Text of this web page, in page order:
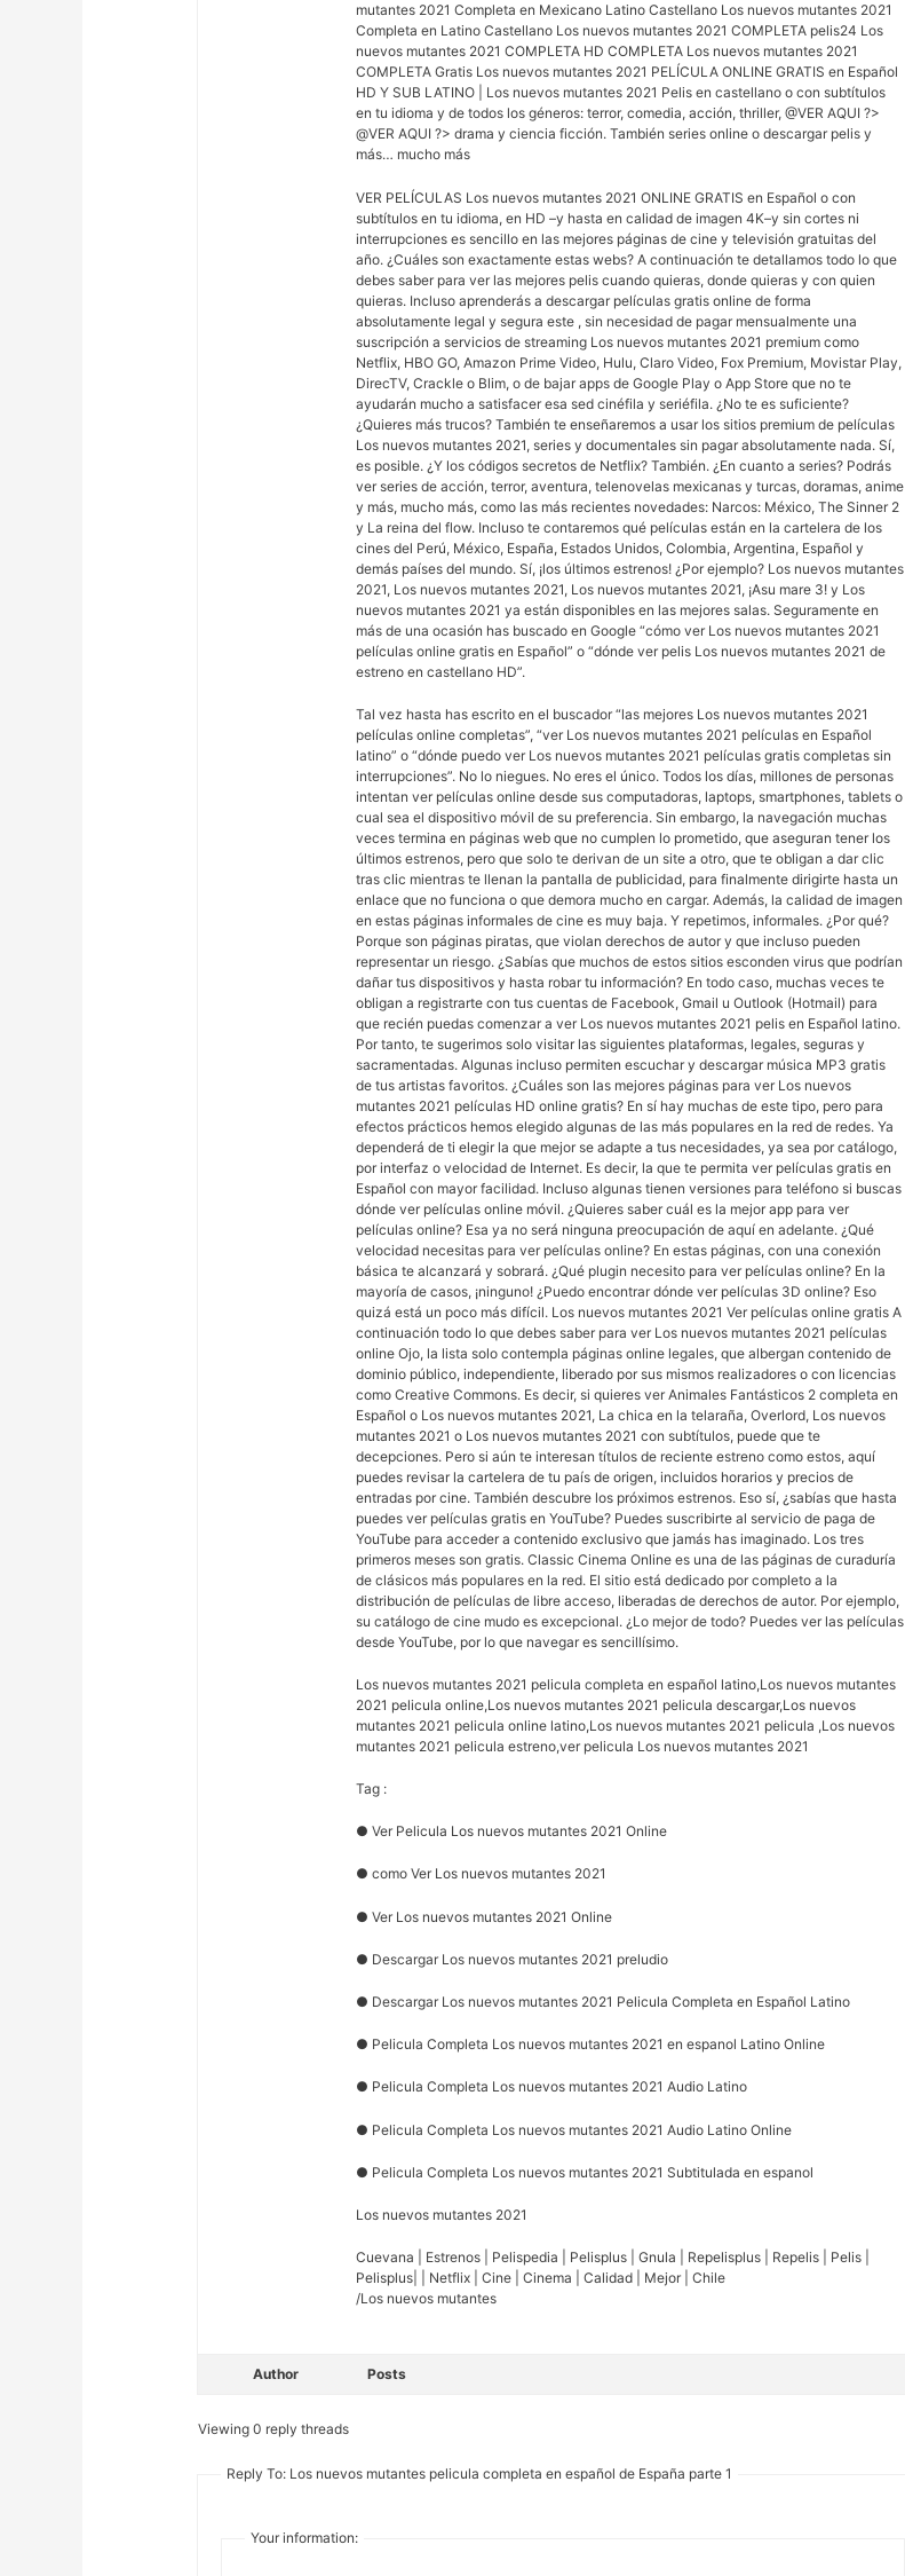
mutantes 2021 Completa en Mexicano Latino Castellano Los nuevos mutantes 2021
Completa en Latino Castellano Los nuevos mutantes 2021 COMPLETA pelis24 Los
nuevos mutantes 2021 COMPLETA HD COMPLETA Los nuevos mutantes 2021
COMPLETA Gratis Los nuevos mutantes 2021 PELÍCULA ONLINE GRATIS en Español
HD Y SUB LATINO | Los nuevos mutantes 2021 Pelis en castellano o con subtítulos
en tu idioma y de todos los géneros: terror, comedia, acción, thriller, @VER AQUI ?>
@VER AQUI ?> drama y ciencia ficción. También series online o descargar pelis y
más… mucho más
VER PELÍCULAS Los nuevos mutantes 2021 ONLINE GRATIS en Español o con
subtítulos en tu idioma, en HD –y hasta en calidad de imagen 4K–y sin cortes ni
interrupciones es sencillo en las mejores páginas de cine y televisión gratuitas del
año. ¿Cuáles son exactamente estas webs? A continuación te detallamos todo lo que
debes saber para ver las mejores pelis cuando quieras, donde quieras y con quien
quieras. Incluso aprenderás a descargar películas gratis online de forma
absolutamente legal y segura este , sin necesidad de pagar mensualmente una
suscripción a servicios de streaming Los nuevos mutantes 2021 premium como
Netflix, HBO GO, Amazon Prime Video, Hulu, Claro Video, Fox Premium, Movistar Play,
DirecTV, Crackle o Blim, o de bajar apps de Google Play o App Store que no te
ayudarán mucho a satisfacer esa sed cinéfila y seriéfila. ¿No te es suficiente?
¿Quieres más trucos? También te enseñaremos a usar los sitios premium de películas
Los nuevos mutantes 2021, series y documentales sin pagar absolutamente nada. Sí,
es posible. ¿Y los códigos secretos de Netflix? También. ¿En cuanto a series? Podrás
ver series de acción, terror, aventura, telenovelas mexicanas y turcas, doramas, anime
y más, mucho más, como las más recientes novedades: Narcos: México, The Sinner 2
y La reina del flow. Incluso te contaremos qué películas están en la cartelera de los
cines del Perú, México, España, Estados Unidos, Colombia, Argentina, Español y
demás países del mundo. Sí, ¡los últimos estrenos! ¿Por ejemplo? Los nuevos mutantes
2021, Los nuevos mutantes 2021, Los nuevos mutantes 2021, ¡Asu mare 3! y Los
nuevos mutantes 2021 ya están disponibles en las mejores salas. Seguramente en
más de una ocasión has buscado en Google “cómo ver Los nuevos mutantes 2021
películas online gratis en Español” o “dónde ver pelis Los nuevos mutantes 2021 de
estreno en castellano HD”.
Tal vez hasta has escrito en el buscador “las mejores Los nuevos mutantes 2021
películas online completas”, “ver Los nuevos mutantes 2021 películas en Español
latino” o “dónde puedo ver Los nuevos mutantes 2021 películas gratis completas sin
interrupciones”. No lo niegues. No eres el único. Todos los días, millones de personas
intentan ver películas online desde sus computadoras, laptops, smartphones, tablets o
cual sea el dispositivo móvil de su preferencia. Sin embargo, la navegación muchas
veces termina en páginas web que no cumplen lo prometido, que aseguran tener los
últimos estrenos, pero que solo te derivan de un site a otro, que te obligan a dar clic
tras clic mientras te llenan la pantalla de publicidad, para finalmente dirigirte hasta un
enlace que no funciona o que demora mucho en cargar. Además, la calidad de imagen
en estas páginas informales de cine es muy baja. Y repetimos, informales. ¿Por qué?
Porque son páginas piratas, que violan derechos de autor y que incluso pueden
representar un riesgo. ¿Sabías que muchos de estos sitios esconden virus que podrían
dañar tus dispositivos y hasta robar tu información? En todo caso, muchas veces te
obligan a registrarte con tus cuentas de Facebook, Gmail u Outlook (Hotmail) para
que recién puedas comenzar a ver Los nuevos mutantes 2021 pelis en Español latino.
Por tanto, te sugerimos solo visitar las siguientes plataformas, legales, seguras y
sacramentadas. Algunas incluso permiten escuchar y descargar música MP3 gratis
de tus artistas favoritos. ¿Cuáles son las mejores páginas para ver Los nuevos
mutantes 2021 películas HD online gratis? En sí hay muchas de este tipo, pero para
efectos prácticos hemos elegido algunas de las más populares en la red de redes. Ya
dependerá de ti elegir la que mejor se adapte a tus necesidades, ya sea por catálogo,
por interfaz o velocidad de Internet. Es decir, la que te permita ver películas gratis en
Español con mayor facilidad. Incluso algunas tienen versiones para teléfono si buscas
dónde ver películas online móvil. ¿Quieres saber cuál es la mejor app para ver
películas online? Esa ya no será ninguna preocupación de aquí en adelante. ¿Qué
velocidad necesitas para ver películas online? En estas páginas, con una conexión
básica te alcanzará y sobrará. ¿Qué plugin necesito para ver películas online? En la
mayoría de casos, ¡ninguno! ¿Puedo encontrar dónde ver películas 3D online? Eso
quizá está un poco más difícil. Los nuevos mutantes 2021 Ver películas online gratis A
continuación todo lo que debes saber para ver Los nuevos mutantes 2021 películas
online Ojo, la lista solo contempla páginas online legales, que albergan contenido de
dominio público, independiente, liberado por sus mismos realizadores o con licencias
como Creative Commons. Es decir, si quieres ver Animales Fantásticos 2 completa en
Español o Los nuevos mutantes 2021, La chica en la telaraña, Overlord, Los nuevos
mutantes 2021 o Los nuevos mutantes 2021 con subtítulos, puede que te
decepciones. Pero si aún te interesan títulos de reciente estreno como estos, aquí
puedes revisar la cartelera de tu país de origen, incluidos horarios y precios de
entradas por cine. También descubre los próximos estrenos. Eso sí, ¿sabías que hasta
puedes ver películas gratis en YouTube? Puedes suscribirte al servicio de paga de
YouTube para acceder a contenido exclusivo que jamás has imaginado. Los tres
primeros meses son gratis. Classic Cinema Online es una de las páginas de curaduría
de clásicos más populares en la red. El sitio está dedicado por completo a la
distribución de películas de libre acceso, liberadas de derechos de autor. Por ejemplo,
su catálogo de cine mudo es excepcional. ¿Lo mejor de todo? Puedes ver las películas
desde YouTube, por lo que navegar es sencillísimo.
Los nuevos mutantes 2021 pelicula completa en español latino,Los nuevos mutantes
2021 pelicula online,Los nuevos mutantes 2021 pelicula descargar,Los nuevos
mutantes 2021 pelicula online latino,Los nuevos mutantes 2021 pelicula ,Los nuevos
mutantes 2021 pelicula estreno,ver pelicula Los nuevos mutantes 2021
Tag :
● Ver Pelicula Los nuevos mutantes 2021 Online
● como Ver Los nuevos mutantes 2021
● Ver Los nuevos mutantes 2021 Online
● Descargar Los nuevos mutantes 2021 preludio
● Descargar Los nuevos mutantes 2021 Pelicula Completa en Español Latino
● Pelicula Completa Los nuevos mutantes 2021 en espanol Latino Online
● Pelicula Completa Los nuevos mutantes 2021 Audio Latino
● Pelicula Completa Los nuevos mutantes 2021 Audio Latino Online
● Pelicula Completa Los nuevos mutantes 2021 Subtitulada en espanol
Los nuevos mutantes 2021
Cuevana | Estrenos | Pelispedia | Pelisplus | Gnula | Repelisplus | Repelis | Pelis |
Pelisplus| | Netflix | Cine | Cinema | Calidad | Mejor | Chile
/Los nuevos mutantes
Author Posts
Viewing 0 reply threads
Reply To: Los nuevos mutantes pelicula completa en español de España parte 1
Your information: